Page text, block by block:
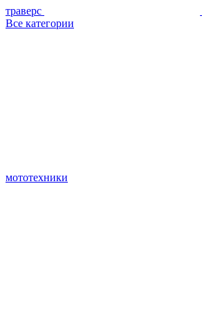
траверс
Все категории
мототехники